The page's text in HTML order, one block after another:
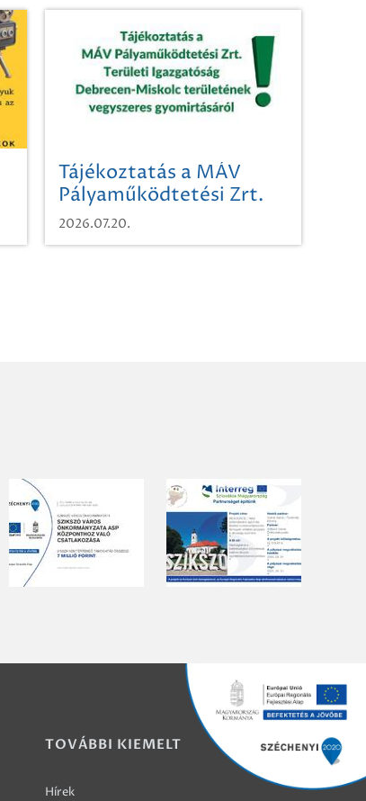
Tájékoztatás a MÁV
Pályaműködtetési Zrt.
Területi Igazgatóság
Debrecen-Miskolc
2026.07.20.
TOVÁBBI KIEMELT
Hírek